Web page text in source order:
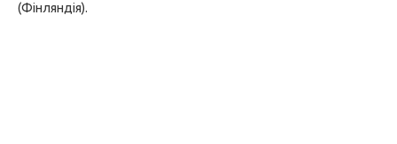
(Фінляндія).